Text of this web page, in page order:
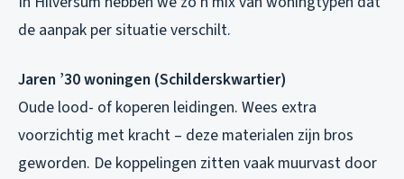
de aanpak per situatie verschilt.
Jaren ’30 woningen (Schilderskwartier)
Oude lood- of koperen leidingen. Wees extra
voorzichtig met kracht – deze materialen zijn bros
geworden. De koppelingen zitten vaak muurvast door